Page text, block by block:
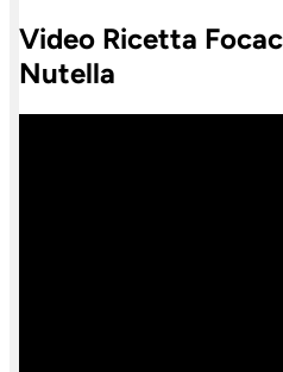
Video Ricetta
Nutella